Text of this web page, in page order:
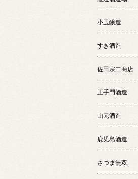
小玉醸造
すき酒造
佐田宗二商店
王手門酒造
山元酒造
鹿児島酒造
さつま無双